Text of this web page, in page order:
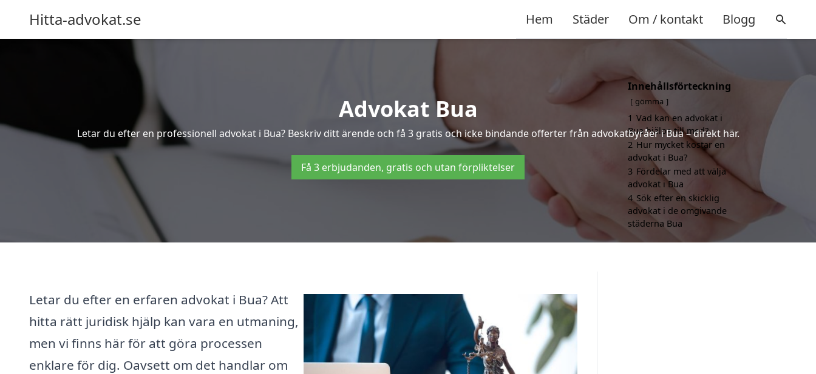
Hitta-advokat.se Hem Städer Om / kontakt Blogg
Advokat Bua
Letar du efter en professionell advokat i Bua? Beskriv ditt ärende och få 3 gratis och icke bindande offerter från advokatbyråer i Bua – direkt här.
Få 3 erbjudanden, gratis och utan förpliktelser
Letar du efter en erfaren advokat i Bua? Att
hitta rätt juridisk hjälp kan vara en utmaning,
men vi finns här för att göra processen
enklare för dig. Oavsett om det handlar om
Innehållsförteckning
gömma
1 Vad kan en advokat i
Bua hjälpa till med?
2 Hur mycket kostar en
advokat i Bua?
3 Fördelar med att välja
advokat i Bua
4 Sök efter en skicklig
advokat i de omgivande
städerna Bua